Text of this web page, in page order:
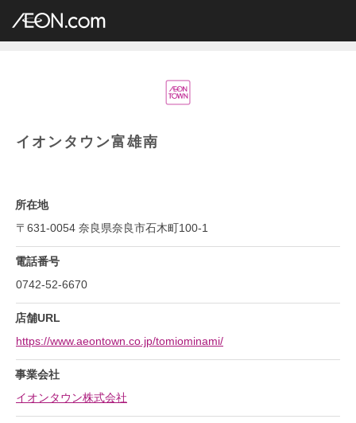
イオングループ店舗一覧
イオンタウン富雄南
所在地
〒631-0054 奈良県奈良市石木町100-1
電話番号
0742-52-6670
店舗URL
https://www.aeontown.co.jp/tomiominami/
事業会社
イオンタウン株式会社